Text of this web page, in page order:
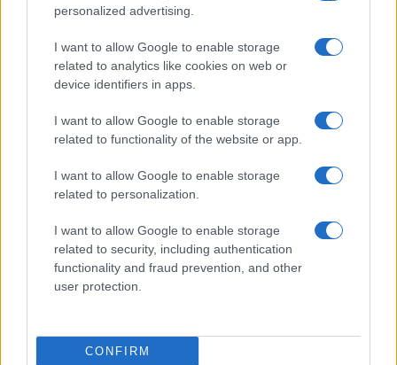
personalized advertising.
I want to allow Google to enable storage
related to analytics like cookies on web or
device identifiers in apps.
I want to allow Google to enable storage
related to functionality of the website or app.
I want to allow Google to enable storage
related to personalization.
I want to allow Google to enable storage
related to security, including authentication
functionality and fraud prevention, and other
user protection.
CONFIRM
Bárbara Rey sobre su asistencia al
Bárbara Rey ha asegurado a Isabel Rábago, que…